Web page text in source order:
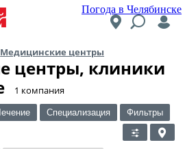
Погода в Челябинске
Медицинские центры
центры, клиники
​1 компания
Специализация Фильтры